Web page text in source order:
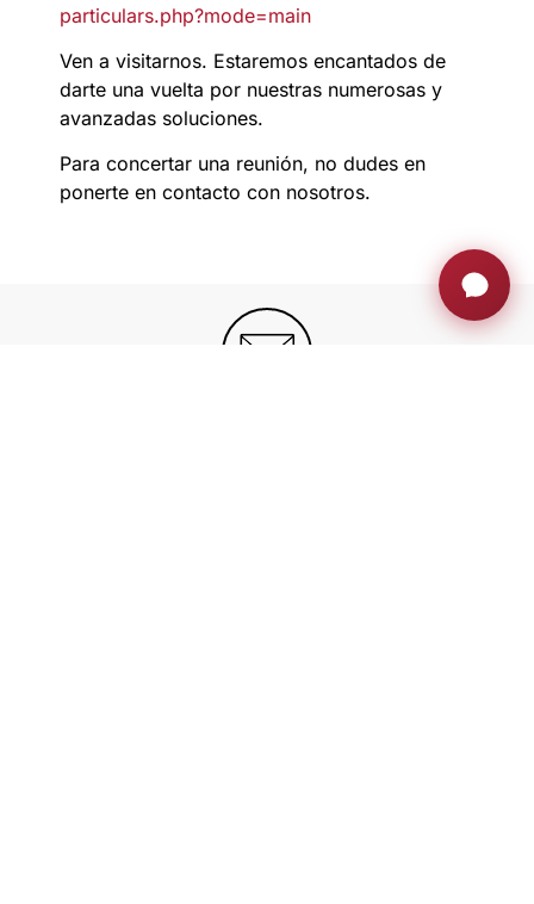
particulars.php?mode=main
Ven a visitarnos. Estaremos encantados de
darte una vuelta por nuestras numerosas y
avanzadas soluciones.
Para concertar una reunión, no dudes en
ponerte en contacto con nosotros.